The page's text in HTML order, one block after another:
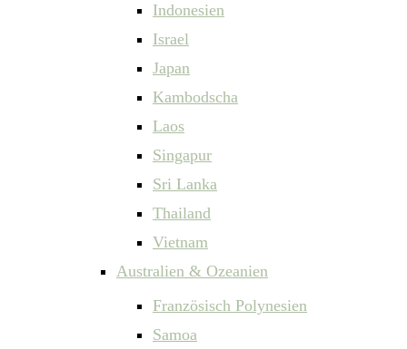
Indonesien
Israel
Japan
Kambodscha
Laos
Singapur
Sri Lanka
Thailand
Vietnam
Australien & Ozeanien
Französisch Polynesien
Samoa